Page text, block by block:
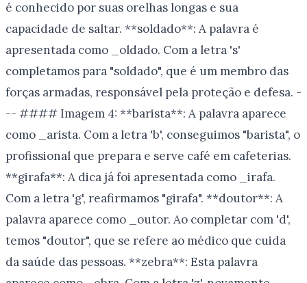
é conhecido por suas orelhas longas e sua
capacidade de saltar. **soldado**: A palavra é
apresentada como _oldado. Com a letra 's'
completamos para "soldado", que é um membro das
forças armadas, responsável pela proteção e defesa. -
-- #### Imagem 4: **barista**: A palavra aparece
como _arista. Com a letra 'b', conseguimos "barista", o
profissional que prepara e serve café em cafeterias.
**girafa**: A dica já foi apresentada como _irafa.
Com a letra 'g', reafirmamos "girafa". **doutor**: A
palavra aparece como _outor. Ao completar com 'd',
temos "doutor", que se refere ao médico que cuida
da saúde das pessoas. **zebra**: Esta palavra